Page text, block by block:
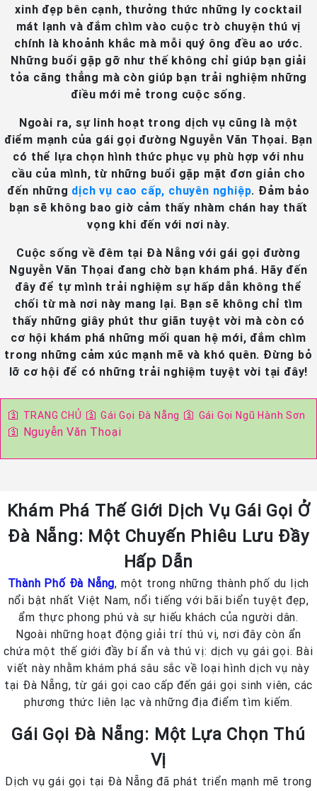
xinh đẹp bên cạnh, thưởng thức những ly cocktail
mát lạnh và đắm chìm vào cuộc trò chuyện thú vị
chính là khoảnh khắc mà mỗi quý ông đều ao ước.
Những buổi gặp gỡ như thế không chỉ giúp bạn giải
tỏa căng thẳng mà còn giúp bạn trải nghiệm những
điều mới mẻ trong cuộc sống.
Ngoài ra, sự linh hoạt trong dịch vụ cũng là một
điểm mạnh của gái gọi đường Nguyễn Văn Thọai. Bạn
có thể lựa chọn hình thức phục vụ phù hợp với nhu
cầu của mình, từ những buổi gặp mặt đơn giản cho
đến những dịch vụ cao cấp, chuyên nghiệp. Đảm bảo
bạn sẽ không bao giờ cảm thấy nhàm chán hay thất
vọng khi đến với nơi này.
Cuộc sống về đêm tại Đà Nẵng với gái gọi đường
Nguyễn Văn Thọai đang chờ bạn khám phá. Hãy đến
đây để tự mình trải nghiệm sự hấp dẫn không thể
chối từ mà nơi này mang lại. Bạn sẽ không chỉ tìm
thấy những giây phút thư giãn tuyệt vời mà còn có
cơ hội khám phá những mối quan hệ mới, đắm chìm
trong những cảm xúc mạnh mẽ và khó quên. Đừng bỏ
lỡ cơ hội để có những trải nghiệm tuyệt vời tại đây!
🛐 TRANG CHỦ 🛐Gái Gọi Đà Nẵng 🛐 Gái Gọi Ngũ Hành Sơn
🛐 Nguyễn Văn Thoại
Khám Phá Thế Giới Dịch Vụ Gái Gọi Ở
Đà Nẵng: Một Chuyến Phiêu Lưu Đầy
Hấp Dẫn
Thành Phố Đà Nẵng, một trong những thành phố du lịch
nổi bật nhất Việt Nam, nổi tiếng với bãi biển tuyệt đẹp,
ẩm thực phong phú và sự hiếu khách của người dân.
Ngoài những hoạt động giải trí thú vị, nơi đây còn ẩn
chứa một thế giới đầy bí ẩn và thú vị: dịch vụ gái gọi. Bài
viết này nhằm khám phá sâu sắc về loại hình dịch vụ này
tại Đà Nẵng, từ gái gọi cao cấp đến gái gọi sinh viên, các
phương thức liên lạc và những địa điểm tìm kiếm.
Gái Gọi Đà Nẵng: Một Lựa Chọn Thú
Vị
Dịch vụ gái gọi tại Đà Nẵng đã phát triển mạnh mẽ trong